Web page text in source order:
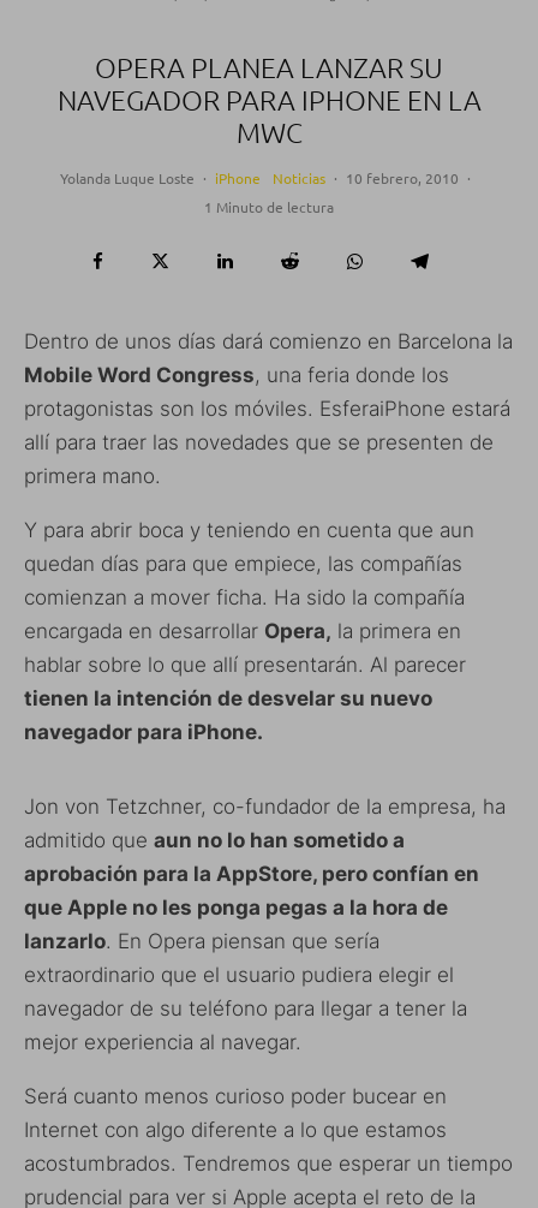
OPERA PLANEA LANZAR SU
NAVEGADOR PARA IPHONE EN LA
MWC
Yolanda Luque Loste · iPhone Noticias · 10 febrero, 2010 ·
1 Minuto de lectura
Dentro de unos días dará comienzo en Barcelona la
Mobile Word Congress, una feria donde los
protagonistas son los móviles. EsferaiPhone estará
allí para traer las novedades que se presenten de
primera mano.
Y para abrir boca y teniendo en cuenta que aun
quedan días para que empiece, las compañías
comienzan a mover ficha. Ha sido la compañía
encargada en desarrollar Opera, la primera en
hablar sobre lo que allí presentarán. Al parecer
tienen la intención de desvelar su nuevo
navegador para iPhone.
Jon von Tetzchner, co-fundador de la empresa, ha
admitido que aun no lo han sometido a
aprobación para la AppStore, pero confían en
que Apple no les ponga pegas a la hora de
lanzarlo. En Opera piensan que sería
extraordinario que el usuario pudiera elegir el
navegador de su teléfono para llegar a tener la
mejor experiencia al navegar.
Será cuanto menos curioso poder bucear en
Internet con algo diferente a lo que estamos
acostumbrados. Tendremos que esperar un tiempo
prudencial para ver si Apple acepta el reto de la